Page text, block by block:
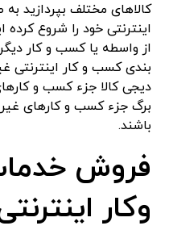
کالاهای مختلف بپردازید
اینترنتی خود را شروع
از واسطه یا کسب و کار
بندی کسب و کار اینترنتی
دیجی کالا جزء کسب و
برگ جزء کسب و کارهای
باشند.
فروش
وکار